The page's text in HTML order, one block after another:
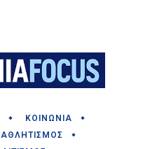
ΚΟΙΝΩΝΙΑ
ΑΘΛΗΤΙΣΜΟΣ